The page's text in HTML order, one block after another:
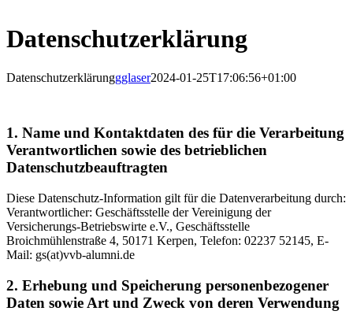
Datenschutzerklärung
Datenschutzerklärunggglaser2024-01-25T17:06:56+01:00
1. Name und Kontaktdaten des für die Verarbeitung
Verantwortlichen sowie des betrieblichen
Datenschutzbeauftragten
Diese Datenschutz-Information gilt für die Datenverarbeitung durch:
Verantwortlicher: Geschäftsstelle der Vereinigung der
Versicherungs-Betriebswirte e.V., Geschäftsstelle
Broichmühlenstraße 4, 50171 Kerpen, Telefon: 02237 52145, E-
Mail: gs(at)vvb-alumni.de
2. Erhebung und Speicherung personenbezogener
Daten sowie Art und Zweck von deren Verwendung